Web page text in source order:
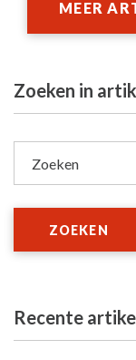
MEER
Zoeken in
Zoeken
ZOEKEN
Recente